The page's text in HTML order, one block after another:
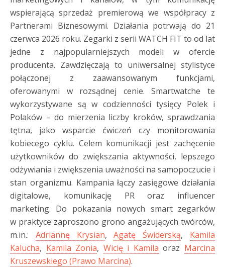
wspierającą sprzedaż premierową we współpracy z
Partnerami Biznesowymi. Działania potrwają do 21
czerwca 2026 roku. Zegarki z serii WATCH FIT to od lat
jedne z najpopularniejszych modeli w ofercie
producenta. Zawdzięczają to uniwersalnej stylistyce
połączonej z zaawansowanym funkcjami,
oferowanymi w rozsądnej cenie. Smartwatche te
wykorzystywane są w codzienności tysięcy Polek i
Polaków – do mierzenia liczby kroków, sprawdzania
tętna, jako wsparcie ćwiczeń czy monitorowania
kobiecego cyklu. Celem komunikacji jest zachęcenie
użytkowników do zwiększania aktywności, lepszego
odżywiania i zwiększenia uważności na samopoczucie i
stan organizmu. Kampania łączy zasięgowe działania
digitalowe, komunikację PR oraz influencer
marketing. Do pokazania nowych smart zegarków
w praktyce zaproszono grono angażujących twórców,
m.in.: Adriannę Krysian,Agatę Świderską, Kamila
Kalucha, Kamila Zonia, Wicię i Kamila oraz Marcina
Kruszewskiego (Prawo Marcina).